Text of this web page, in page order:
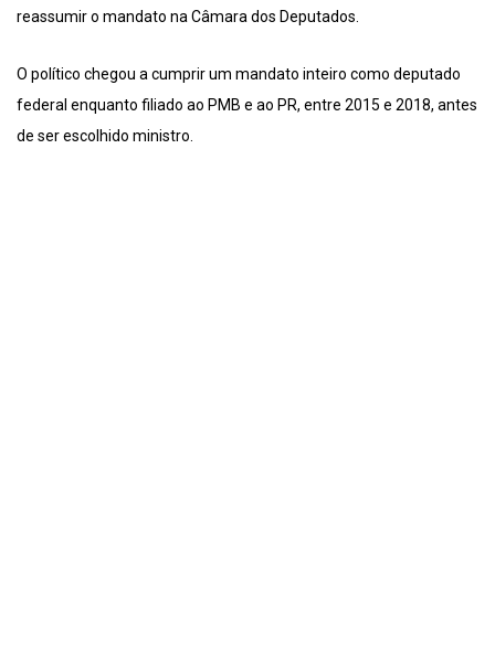
reassumir o mandato na Câmara dos Deputados.
O político chegou a cumprir um mandato inteiro como deputado
federal enquanto filiado ao PMB e ao PR, entre 2015 e 2018, antes
de ser escolhido ministro.